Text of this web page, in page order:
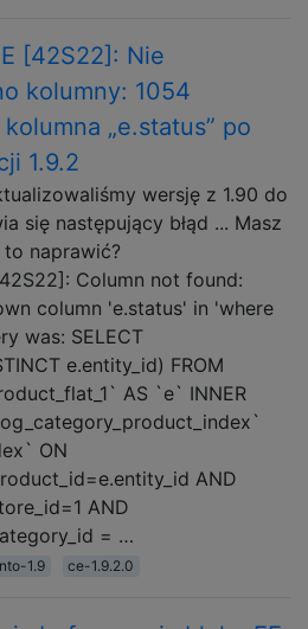
[42S22]: Nie
kolumny: 1054
„e.status” po
1.9.2
wersję z 1.90 do
się następujący błąd ... Masz
to naprawić?
Column not found:
column 'e.status' in 'where
was: SELECT
e.entity_id) FROM
AS `e` INNER
ON
AND
AND
= …
1.9 ce-1.9.2.0